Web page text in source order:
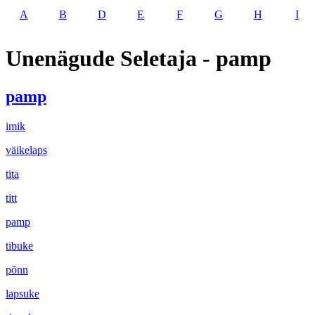
A B D E F G H I
Unenägude Seletaja - pamp
pamp
imik
väikelaps
tita
titt
pamp
tibuke
põnn
lapsuke